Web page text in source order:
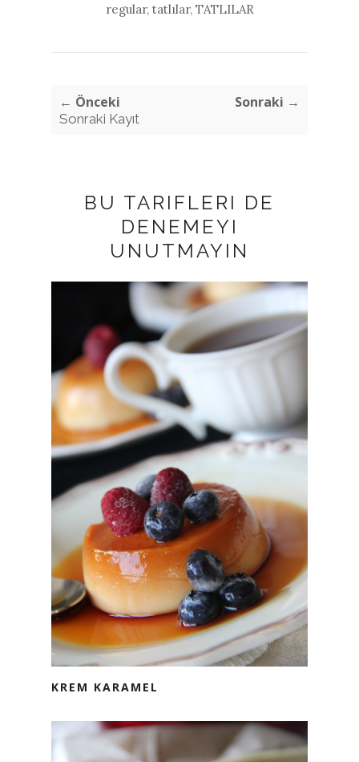
regular, tatlılar, TATLILAR
← Önceki
Sonraki Kayıt
Sonraki →
BU TARIFLERI DE
DENEMEYI
UNUTMAYIN
KREM KARAMEL